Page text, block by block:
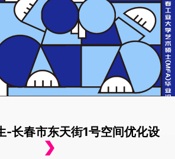
-长春市东天街1号空间优化设